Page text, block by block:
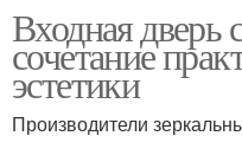
Входная дверь
сочетание
эстетики
Производители